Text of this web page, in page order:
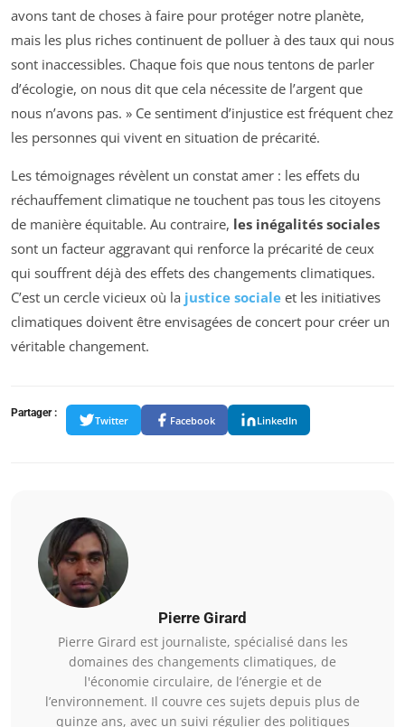
avons tant de choses à faire pour protéger notre planète,
mais les plus riches continuent de polluer à des taux qui nous
sont inaccessibles. Chaque fois que nous tentons de parler
d’écologie, on nous dit que cela nécessite de l’argent que
nous n’avons pas. » Ce sentiment d’injustice est fréquent chez
les personnes qui vivent en situation de précarité.
Les témoignages révèlent un constat amer : les effets du
réchauffement climatique ne touchent pas tous les citoyens
de manière équitable. Au contraire, les inégalités sociales
sont un facteur aggravant qui renforce la précarité de ceux
qui souffrent déjà des effets des changements climatiques.
C’est un cercle vicieux où la justice sociale et les initiatives
climatiques doivent être envisagées de concert pour créer un
véritable changement.
Partager :
Twitter Facebook LinkedIn
Pierre Girard
Pierre Girard est journaliste, spécialisé dans les
domaines des changements climatiques, de
l'économie circulaire, de l’énergie et de
l’environnement. Il couvre ces sujets depuis plus de
quinze ans, avec un suivi régulier des politiques